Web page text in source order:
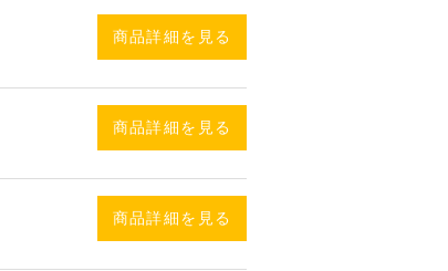
商品詳細を見る
商品詳細を見る
商品詳細を見る